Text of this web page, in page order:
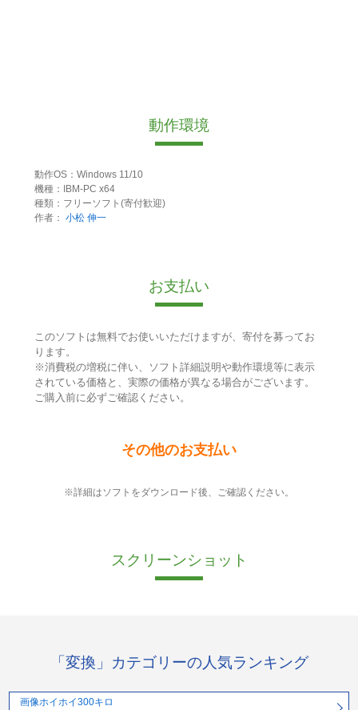
動作環境
動作OS：Windows 11/10
機種：IBM-PC x64
種類：フリーソフト(寄付歓迎)
作者： 小松 伸一
お支払い
このソフトは無料でお使いいただけますが、寄付を募ってお
ります。
※消費税の増税に伴い、ソフト詳細説明や動作環境等に表示
されている価格と、実際の価格が異なる場合がございます。
ご購入前に必ずご確認ください。
その他のお支払い
※詳細はソフトをダウンロード後、ご確認ください。
スクリーンショット
「変換」カテゴリーの人気ランキング
画像ホイホイ300キロ